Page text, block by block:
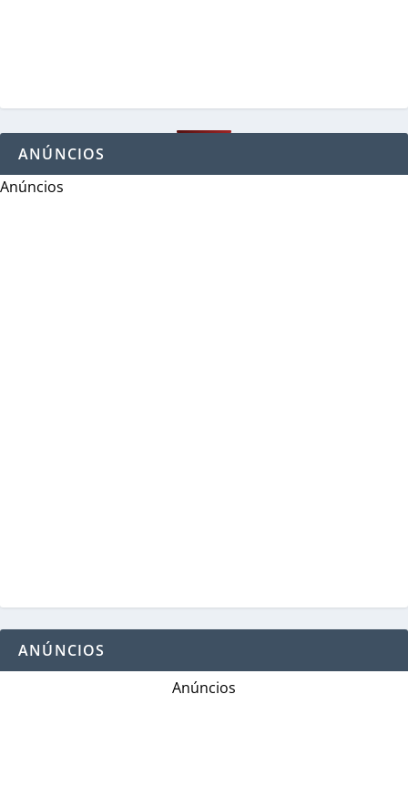
ANÚNCIOS
Anúncios
ANÚNCIOS
Anúncios